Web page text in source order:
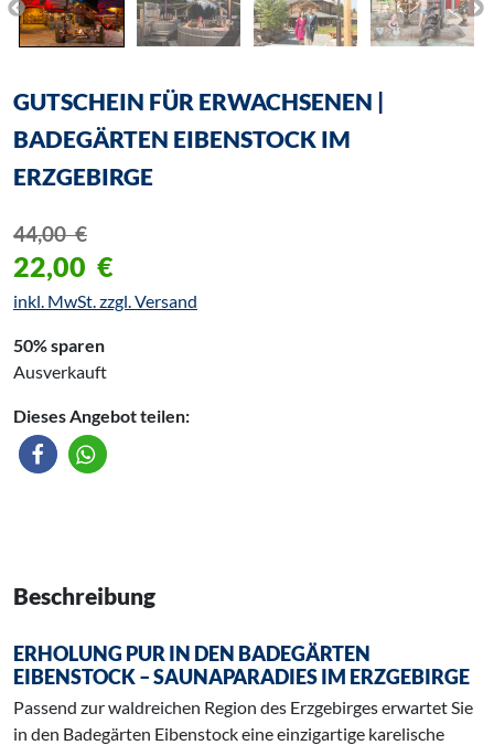
GUTSCHEIN FÜR ERWACHSENEN |
BADEGÄRTEN EIBENSTOCK IM
ERZGEBIRGE
44,00€
22,00 €
inkl. MwSt. zzgl. Versand
50% sparen
Ausverkauft
Dieses Angebot teilen:
Beschreibung
ERHOLUNG PUR IN DEN BADEGÄRTEN
EIBENSTOCK – SAUNAPARADIES IM ERZGEBIRGE
Passend zur waldreichen Region des Erzgebirges erwartet Sie
in den Badegärten Eibenstock eine einzigartige karelische